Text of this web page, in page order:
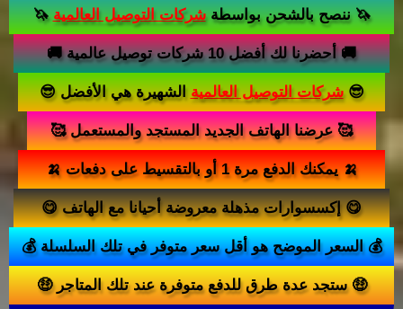
🦄 ننصح بالشحن بواسطةشركات التوصيل العالمية 🦄
🚚 أحضرنا لك أفضل 10 شركات توصيل عالمية 🚚
😎 شركات التوصيل العالميةالشهيرة هي الأفضل 😎
🥰️ عرضنا الهاتف الجديد المستجد والمستعمل 🥰️
🍌 يمكنك الدفع مرة 1 أو بالتقسيط على دفعات 🍌
😋 إكسسوارات مذهلة معروضة أحيانا مع الهاتف 😋
💰 السعر الموضح هو أقل سعر متوفر في تلك السلسلة 💰
🤑 ستجد عدة طرق للدفع متوفرة عند تلك المتاجر 🤑